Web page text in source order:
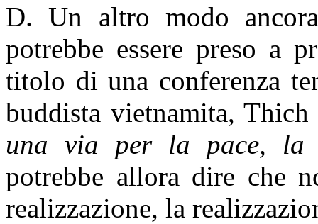
D. Un altro modo
potrebbe essere preso a
titolo di una conferenza
buddista vietnamita,
una via per la pace,
potrebbe allora dire che
realizzazione, la